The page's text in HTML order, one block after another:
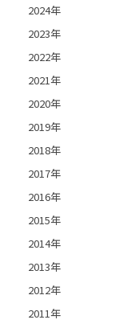
2024年
2023年
2022年
2021年
2020年
2019年
2018年
2017年
2016年
2015年
2014年
2013年
2012年
2011年